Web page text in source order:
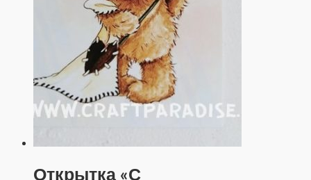
Открытка «С